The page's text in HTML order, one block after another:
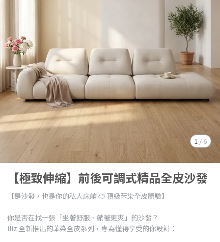
1 / 6
【極致伸縮】前後可調式精品全皮沙發
【是沙發，也是你的私人床艙 ☁️ 頂級苯染全皮體驗】
你是否在找一張「坐著舒服、躺著更爽」的沙發？
iliz 全新推出的苯染全皮系列，專為懂得享受的你設計：